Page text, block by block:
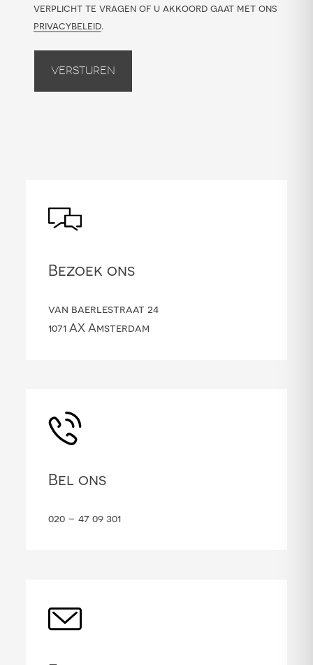
verplicht te vragen of u akkoord gaat met ons
privacybeleid.
Versturen
Bezoek ons
van baerlestraat 24
1071 AX Amsterdam
Bel ons
020 – 47 09 301